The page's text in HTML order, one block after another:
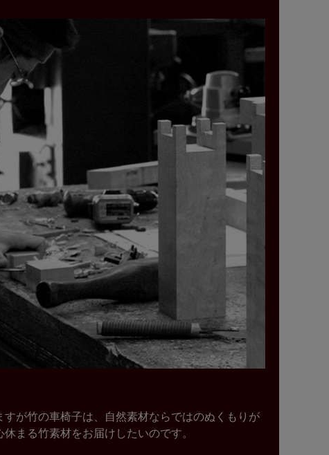
が竹の車椅子は、自然素材ならではのぬくもりが
まる竹素材をお届けしたいのです。